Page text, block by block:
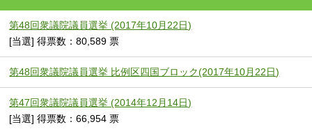
第48回衆議院議員選挙 (2017年10月22日)
[当選] 得票数：80,589 票
第48回衆議院議員選挙 比例区四国ブロック(2017年10月22日)
第47回衆議院議員選挙 (2014年12月14日)
[当選] 得票数：66,954 票